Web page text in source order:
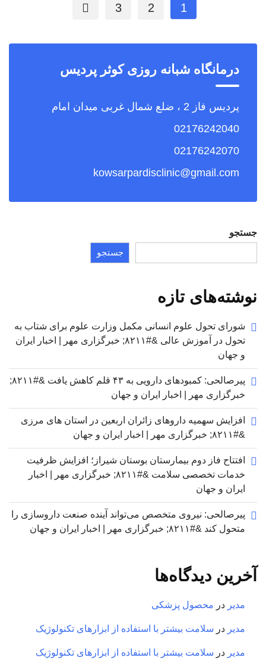
1
2
3
درمانگاه شبانه روزی کوثر پردیس
پردیس فاز 2 ، ضلع شمال غربی میدان امام
02176242040
02176242070
kowsarpardisclinic@gmail.com
جستجو
جستجو
نوشته‌های تازه
شورای تحول علوم انسانی مکمل وزارت علوم برای شتاب به
تحول در آموزش عالی &#۸۲۱۱; خبرگزاری مهر | اخبار ایران
و جهان
پیرصالحی: کمبودهای دارویی به ۴۳ قلم کاهش یافت &#۸۲۱۱;
خبرگزاری مهر | اخبار ایران و جهان
افزایش سهمیه داروهای زائران اربعین در استان های مرزی
&#۸۲۱۱; خبرگزاری مهر | اخبار ایران و جهان
افتتاح فاز دوم بیمارستان بوستان شیراز؛ افزایش ظرفیت
خدمات تخصصی سلامت &#۸۲۱۱; خبرگزاری مهر | اخبار
ایران و جهان
پیرصالحی: نیروی متخصص می‌تواند آینده صنعت داروسازی را
متحول کند &#۸۲۱۱; خبرگزاری مهر | اخبار ایران و جهان
آخرین دیدگاه‌ها
مدیر در محصول پزشکی
مدیر در سلامت بیشتر با استفاده از ابزارهای تکنولوژیک
مدیر در سلامت بیشتر با استفاده از ابزارهای تکنولوژیک